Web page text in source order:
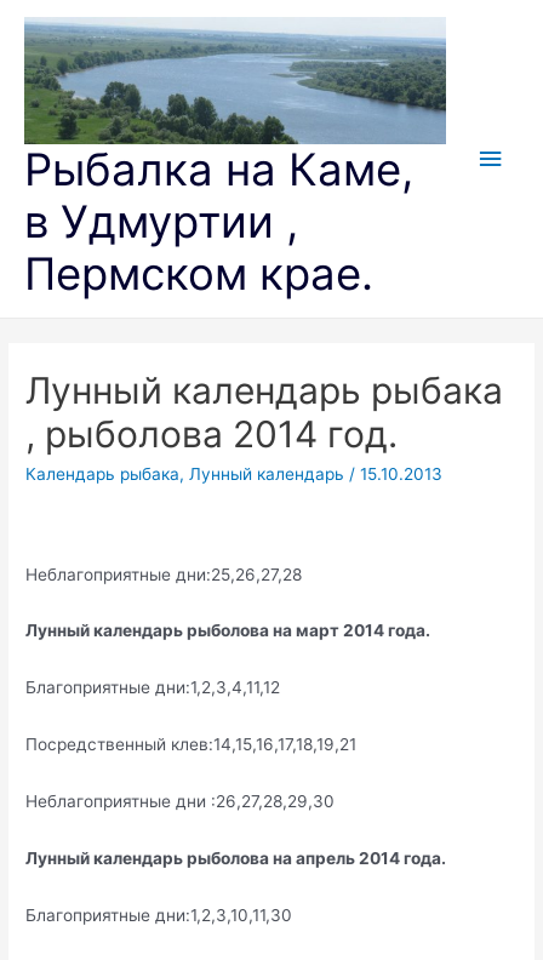
Перейти
содержимому
Рыбалка на Каме,
в Удмуртии ,
Пермском крае.
Лунный календарь рыбака
, рыболова 2014 год.
Календарь рыбака, Лунный календарь /15.10.2013
Неблагоприятные дни:25,26,27,28
Лунный календарь рыболова на март 2014 года.
Благоприятные дни:1,2,3,4,11,12
Посредственный клев:14,15,16,17,18,19,21
Неблагоприятные дни :26,27,28,29,30
Лунный календарь рыболова на апрель 2014 года.
Благоприятные дни:1,2,3,10,11,30